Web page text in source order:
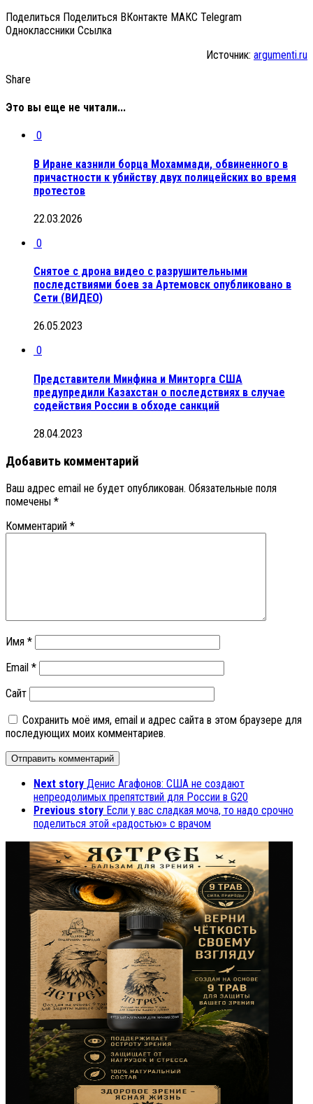
Поделиться Поделиться ВКонтакте МАКС Telegram
Одноклассники Cсылка
Источник: argumenti.ru
Share
Это вы еще не читали...
0
В Иране казнили борца Мохаммади, обвиненного в
причастности к убийству двух полицейских во время
протестов
22.03.2026
0
Снятое с дрона видео с разрушительными
последствиями боев за Артемовск опубликовано в
Сети (ВИДЕО)
26.05.2023
0
Представители Минфина и Минторга США
предупредили Казахстан о последствиях в случае
содействия России в обходе санкций
28.04.2023
Добавить комментарий
Ваш адрес email не будет опубликован. Обязательные поля
помечены *
Комментарий *
Имя *
Email *
Сайт
Сохранить моё имя, email и адрес сайта в этом браузере для
последующих моих комментариев.
Next story Денис Агафонов: США не создают
непреодолимых препятствий для России в G20
Previous story Если у вас сладкая моча, то надо срочно
поделиться этой «радостью» с врачом